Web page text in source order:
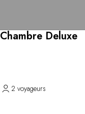
Chambre Deluxe
2 voyageurs